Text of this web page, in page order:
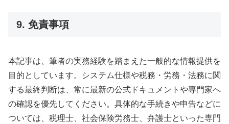
9. 免責事項
本記事は、筆者の実務経験を踏まえた一般的な情報提供を
目的としています。システム仕様や税務・労務・法務に関
する最終判断は、常に最新の公式ドキュメントや専門家へ
の確認を優先してください。具体的な手続きや申告などに
ついては、税理士、社会保険労務士、弁護士といった専門